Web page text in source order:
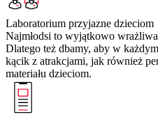
Laboratorium przyjazne dzieciom
Najmłodsi to wyjątkowo
Dlatego też dbamy, aby w
kącik z atrakcjami, jak również
materiału dzieciom.